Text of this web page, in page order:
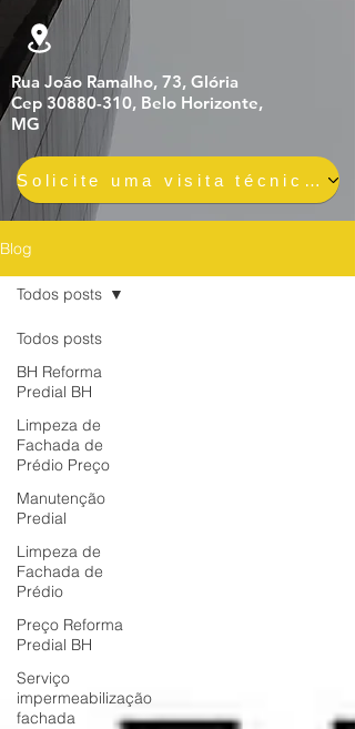
Rua João Ramalho, 73, Glória
Cep 30880-310, Belo Horizonte,
MG
Solicite uma visita técnica gratuita e sem compromisso
Blog
Todos posts
BH Reforma
Predial BH
Limpeza de
Fachada de
Prédio Preço
Manutenção
Predial
Limpeza de
Fachada de
Prédio
Preço Reforma
Predial BH
Serviço
impermeabilização
fachada
Todos posts